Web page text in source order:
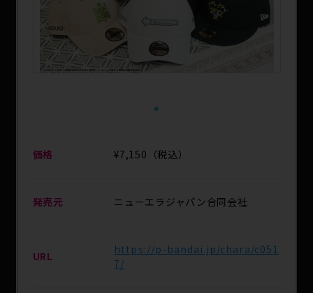
1
価格 ¥7,150（税込）
発売元 ニューエラジャパン合同会社
URL
https://p-bandai.jp/chara/c051
7/